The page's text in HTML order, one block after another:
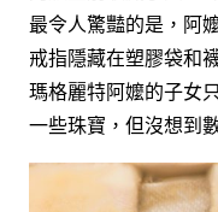
最令人驚豔的是，阿
戒指隱藏在塑膠袋和
瑪格麗特阿嬤的子女
一些珠寶，但沒想到